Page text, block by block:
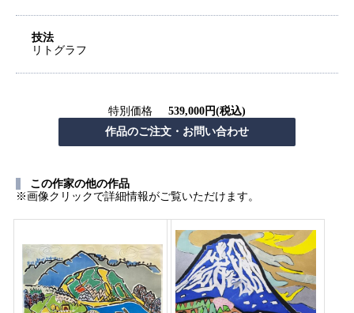
技法
リトグラフ
特別価格 539,000円(税込)
この作家の他の作品
※画像クリックで詳細情報がご覧いただけます。